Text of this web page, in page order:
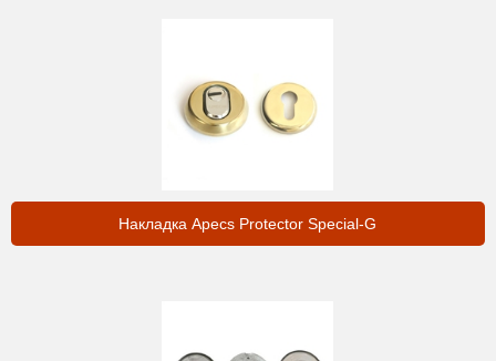
Накладка Apecs Protector Special-G